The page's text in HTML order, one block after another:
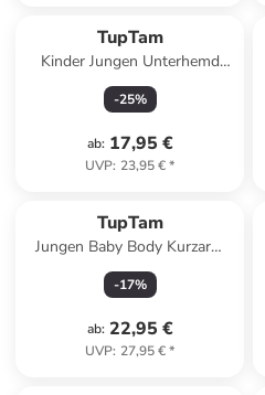
TupTam
Kinder Jungen Unterhemd
Kurzarm 5er Pack in schwarz
-25%
ab: 17,95 €
UVP: 23,95 €*
TupTam
Jungen Baby Body Kurzarm
5er Pack in grau/weiß
-17%
ab: 22,95 €
UVP: 27,95 €*